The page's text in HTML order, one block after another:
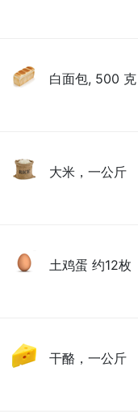
白面包, 500 克
大米，一公斤
土鸡蛋 约12枚
干酪，一公斤